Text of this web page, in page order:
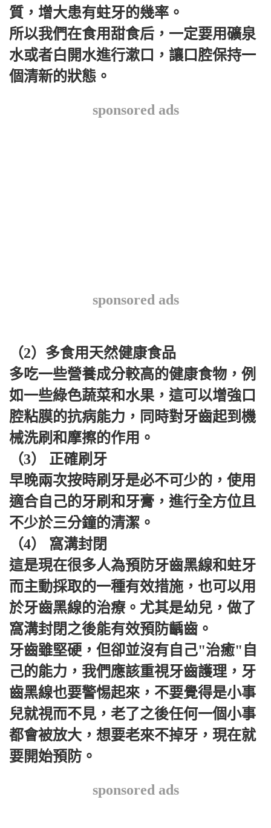
質，增大患有蛀牙的幾率。
所以我們在食用甜食后，一定要用礦泉
水或者白開水進行漱口，讓口腔保持一
個清新的狀態。
sponsored ads
sponsored ads
（2）多食用天然健康食品
多吃一些營養成分較高的健康食物，例
如一些綠色蔬菜和水果，這可以增強口
腔粘膜的抗病能力，同時對牙齒起到機
械洗刷和摩擦的作用。
（3） 正確刷牙
早晚兩次按時刷牙是必不可少的，使用
適合自己的牙刷和牙膏，進行全方位且
不少於三分鐘的清潔。
（4） 窩溝封閉
這是現在很多人為預防牙齒黑線和蛀牙
而主動採取的一種有效措施，也可以用
於牙齒黑線的治療。尤其是幼兒，做了
窩溝封閉之後能有效預防齲齒。
牙齒雖堅硬，但卻並沒有自己"治癒"自
己的能力，我們應該重視牙齒護理，牙
齒黑線也要警惕起來，不要覺得是小事
兒就視而不見，老了之後任何一個小事
都會被放大，想要老來不掉牙，現在就
要開始預防。
sponsored ads